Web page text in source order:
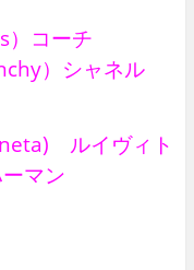
）コーチ
）シャネル
ルイヴィト
マン